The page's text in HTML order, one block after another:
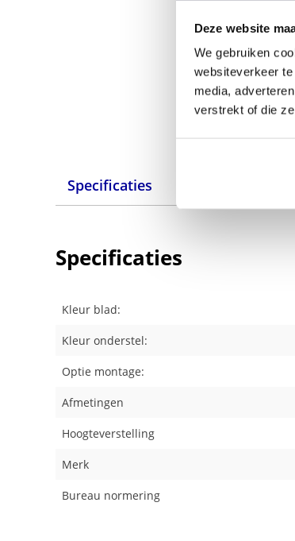
Deze website
We gebruiken
websiteverkeer
media,
verstrekt of die
Specificaties
Specificaties
Kleur blad:
Kleur onderstel:
Optie montage:
Afmetingen
Hoogteverstelling
Merk
Bureau normering